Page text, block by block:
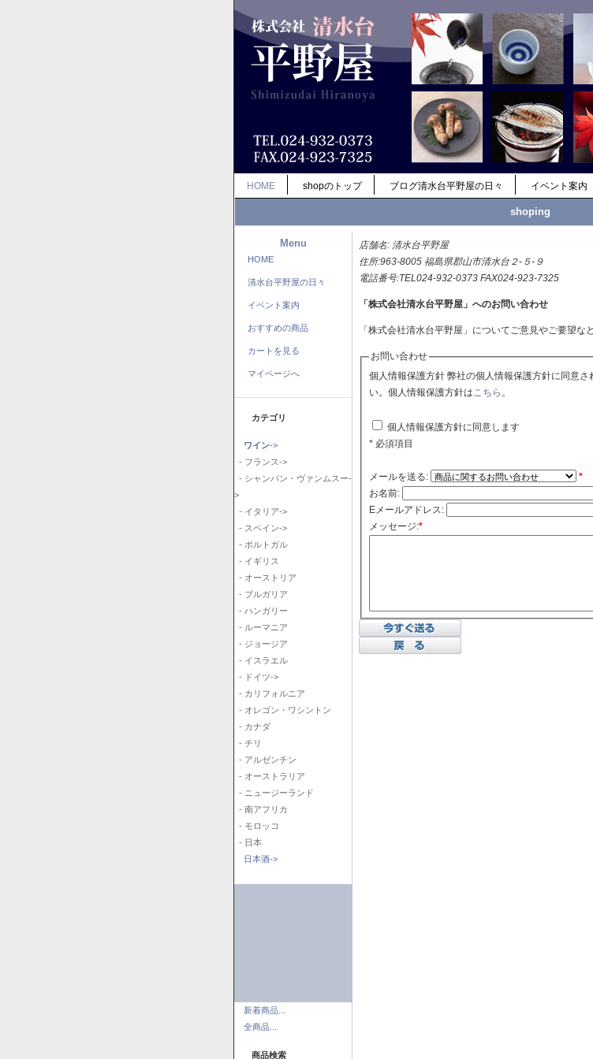
HOME shopのトップ ブログ清水台平野屋の日々 イベント案内
shoping
Menu
HOME
清水台平野屋の日々
イベント案内
おすすめの商品
カートを見る
マイページへ
カテゴリ
ワイン->
- フランス->
- シャンパン・ヴァンムスー-
>
- イタリア->
- スペイン->
- ポルトガル
- イギリス
- オーストリア
- ブルガリア
- ハンガリー
- ルーマニア
- ジョージア
- イスラエル
- ドイツ->
- カリフォルニア
- オレゴン・ワシントン
- カナダ
- チリ
- アルゼンチン
- オーストラリア
- ニュージーランド
- 南アフリカ
- モロッコ
- 日本
日本酒->
新着商品...
全商品...
商品検索
店舗名: 清水台平野屋
住所:963-8005 福島県郡山市清水台２-５-９
電話番号:TEL024-932-0373 FAX024-923-7325
「株式会社清水台平野屋」へのお問い合わせ
「株式会社清水台平野屋」についてご意見やご要望な
お問い合わせ
個人情報保護方針 弊社の個人情報保護方針に同意される場合はチェックボックスをクリックしてくださ
い。個人情報保護方針はこちら 。
個人情報保護方針に同意します
* 必須項目
メールを送る:
*
お名前:
Eメールアドレス:
メッセージ:*